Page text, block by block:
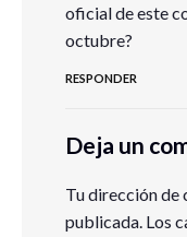
oficial de este
octubre?
RESPONDER
Deja un
Tu dirección de
publicada. Los